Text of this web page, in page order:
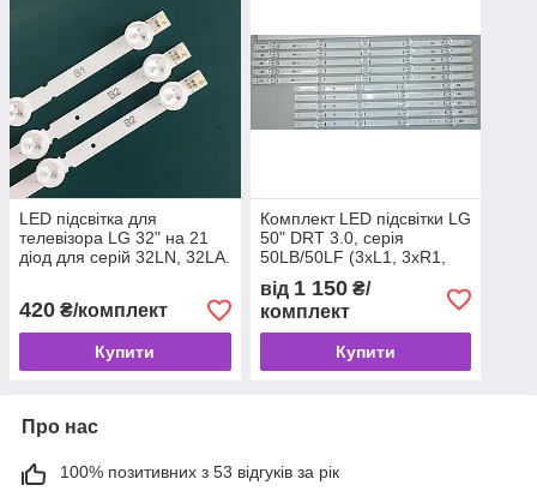
LED підсвітка для
телевізора LG 32" на 21
діод для серій 32LN, 32LA.
420 ₴/комплект
Купити
Комплект LED підсвітки LG
50" DRT 3.0, серія
50LB/50LF (3xL1, 3xR1,
3xL2, 3xR2), діоди 6V ,
AGF78180301
від 1 150₴/
комплект
Купити
Про нас
100% позитивних з 53 відгуків за рік